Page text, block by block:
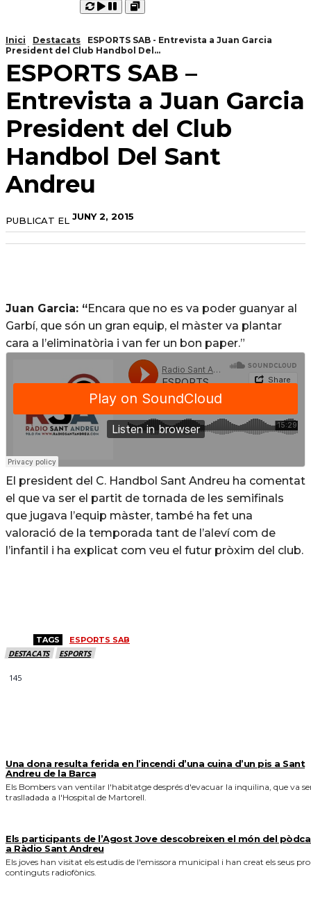
Carregant
Reproduir
Pausar
Open
Inici Destacats
ESPORTS SAB - Entrevista a Juan Garcia
President del Club Handbol Del...
ESPORTS SAB –
Entrevista a Juan Garcia
President del Club
Handbol Del Sant
Andreu
PUBLICAT EL JUNY 2, 2015
Juan Garcia: “Encara que no es va poder guanyar al
Garbí, que són un gran equip, el màster va plantar
cara a l’eliminatòria i van fer un bon paper.”
El president del C. Handbol Sant Andreu ha comentat
el que va ser el partit de tornada de les semifinals
que jugava l’equip màster, també ha fet una
valoració de la temporada tant de l’aleví com de
l’infantil i ha explicat com veu el futur pròxim del club.
TAGS ESPORTS SAB
DESTACATS ESPORTS
145
Una dona resulta ferida en l’incendi d’una cuina d’un pis a Sant
Andreu de la Barca
Els Bombers van ventilar l'habitatge després d'evacuar la inquilina, que va
traslladada a l'Hospital de Martorell.
Els participants de l’Agost Jove descobreixen el món del
a Ràdio Sant Andreu
Els joves han visitat els estudis de l'emissora municipal i han creat els seus
continguts radiofònics.